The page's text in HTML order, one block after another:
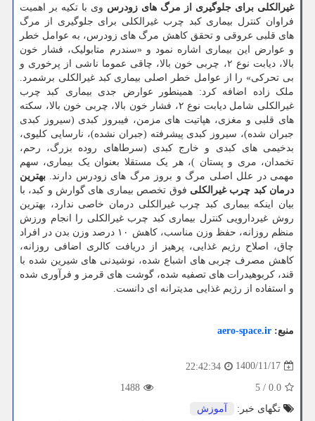
غیرالکلی برای جلوگیری از مرگ های زودرس وی با تکیه بر اهمیت
فراوان کنترل بیماری کبد چرب غیرالکلی برای جلوگیری از مرگ
های قلبی عروقی و تحقق کاهش مرگ های زودرس، به عوامل خطر
و عوارض این بیماری اشاره نمود و «سندرم متابولیک، فشار خون
بالا، دیابت نوع ۲، چربی خون بالا، چاقی عموما ناشی از پرخوری و
بی تحرکی» را از عوامل خطر اصلی بیماری کبد غیرالکلی برشمرد.
ملک زاده اضافه کرد: همینطور عوارض جدی بیماری کبد چرب
غیرالکلی شامل دیابت نوع ۲، فشار خون بالا، چربی خون بالا، سکته
های قلبی و مغزی، هپاتیت های مزمن، فیبروز کبدی (سیروز کبدی
جبران شده)، سیروز کبدی پیشرفته (جبران نشده)، نارسایی کلیوی،
بدخیمی های کبدی و خارج کبدی (سرطاهای روده بزرگ، رحم،
تخمدان، مری و پستان )، هر یک مستقلا بعنوان یک بیماری، سهم
مهمی در علل اصلی مرگ و بروز مرگ های زودرس دارند. بهترین
درمان کبد چرب غیرالکلی فوق تخصص بیماری های گوارش و کبد، با
بیان اینکه بیماری کبد چرب غیرالکلی درمان خاصی ندارد، بهترین
روش غیردارویی کنترل بیماری کبد چرب غیرالکلی را انجام ورزش
منظم روزانه، حفظ وزن مناسب، کاهش ۱۰ درصد وزن بدن در افراد
چاق، اصلاح رژیم غذایی، پرهیز از دریافت کالری اضافی روزانه،
کاهش مصرف چربی های اشباع شده، نوشیدنی های شیرین شده با
قند، کربوهیدرات های تصفیه شده، گوشت های قرمز و فرآوری شده
و استفاده از رژیم غذایی مدیترانه ای دانست.
منبع: aero-space.ir
1400/11/17
22:42:34
0.0
/
5
1488
تگهای خبر:
آموزش